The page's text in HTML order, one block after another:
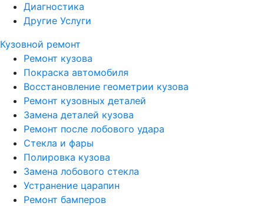
Диагностика
Другие Услуги
Кузовной ремонт
Ремонт кузова
Покраска автомобиля
Восстановление геометрии кузова
Ремонт кузовных деталей
Замена деталей кузова
Ремонт после лобового удара
Стекла и фары
Полировка кузова
Замена лобового стекла
Устранение царапин
Ремонт бамперов